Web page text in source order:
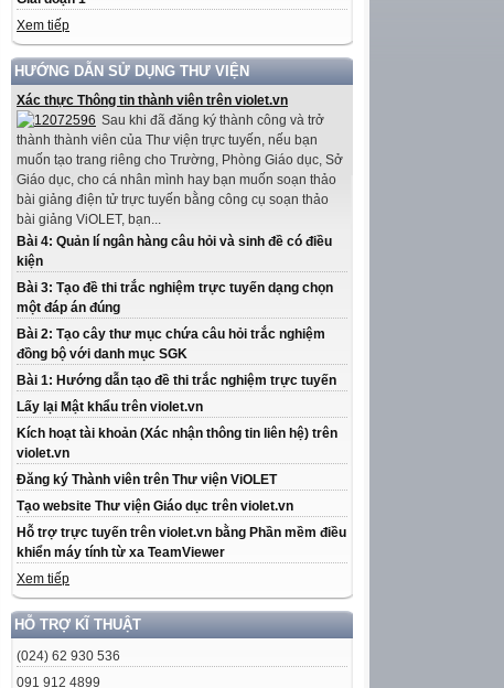
Xem tiếp
HƯỚNG DẪN SỬ DỤNG THƯ VIỆN
Xác thực Thông tin thành viên trên violet.vn
Sau khi đã đăng ký thành công và trở
thành thành viên của Thư viện trực tuyến, nếu bạn
muốn tạo trang riêng cho Trường, Phòng Giáo dục, Sở
Giáo dục, cho cá nhân mình hay bạn muốn soạn thảo
bài giảng điện tử trực tuyến bằng công cụ soạn thảo
bài giảng ViOLET, bạn...
Bài 4: Quản lí ngân hàng câu hỏi và sinh đề có điều
kiện
Bài 3: Tạo đề thi trắc nghiệm trực tuyến dạng chọn
một đáp án đúng
Bài 2: Tạo cây thư mục chứa câu hỏi trắc nghiệm
đồng bộ với danh mục SGK
Bài 1: Hướng dẫn tạo đề thi trắc nghiệm trực tuyến
Lấy lại Mật khẩu trên violet.vn
Kích hoạt tài khoản (Xác nhận thông tin liên hệ) trên
violet.vn
Đăng ký Thành viên trên Thư viện ViOLET
Tạo website Thư viện Giáo dục trên violet.vn
Hỗ trợ trực tuyến trên violet.vn bằng Phần mềm điều
khiển máy tính từ xa TeamViewer
Xem tiếp
HỖ TRỢ KĨ THUẬT
(024) 62 930 536
091 912 4899